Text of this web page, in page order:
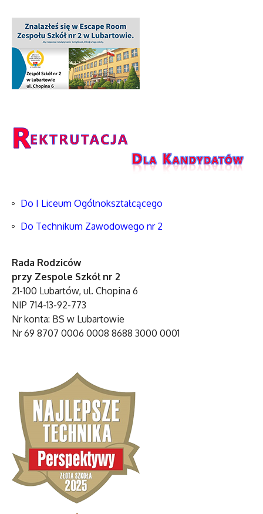
Do I Liceum Ogólnokształcącego
Do Technikum Zawodowego nr 2
Rada Rodziców
przy Zespole Szkół nr 2
21-100 Lubartów, ul. Chopina 6
NIP 714-13-92-773
Nr konta: BS w Lubartowie
Nr 69 8707 0006 0008 8688 3000 0001